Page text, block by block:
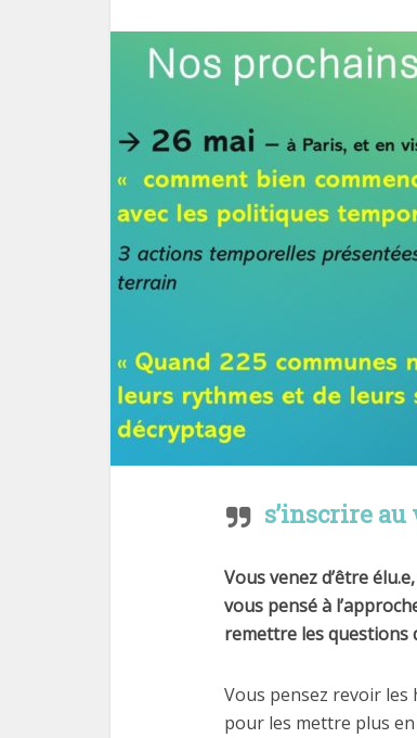
s’inscrire
Vous venez d’être
vous pensé à
remettre les questions
Vous pensez revoir les
pour les mettre plus